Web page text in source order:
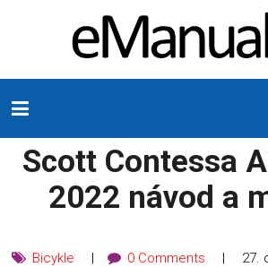
Scott Contessa
2022 návod a
Bicykle 0 Comments 27.